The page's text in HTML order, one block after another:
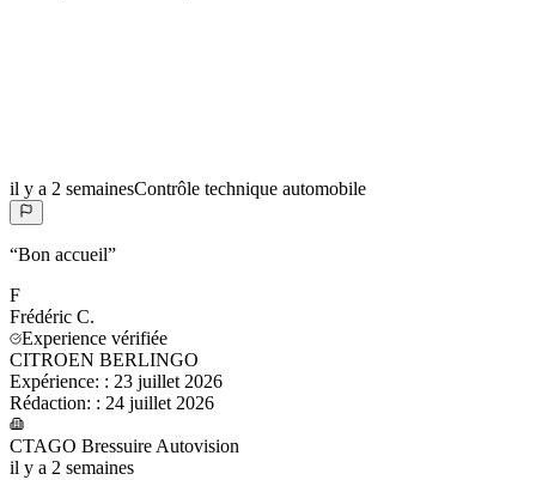
il y a 2 semainesContrôle technique automobile
“Bon accueil”
F
Frédéric C.
Experience vérifiée
CITROEN BERLINGO
Expérience: : 23 juillet 2026
Rédaction: : 24 juillet 2026
CTAGO Bressuire Autovision
il y a 2 semaines